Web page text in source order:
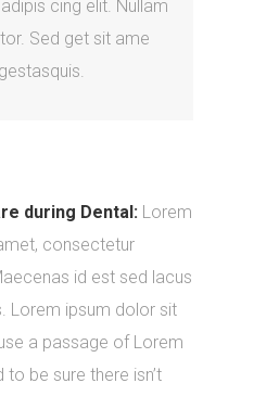
cing elit. Nullam
Sed get sit ame
during Dental: Lorem
consectetur
id est sed lacus
Lorem ipsum dolor sit
a passage of Lorem
to be sure there isn’t